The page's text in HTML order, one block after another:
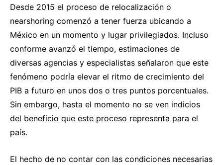
Desde 2015 el proceso de relocalización o
nearshoring comenzó a tener fuerza ubicando a
México en un momento y lugar privilegiados. Incluso
conforme avanzó el tiempo, estimaciones de
diversas agencias y especialistas señalaron que este
fenómeno podría elevar el ritmo de crecimiento del
PIB a futuro en unos dos o tres puntos porcentuales.
Sin embargo, hasta el momento no se ven indicios
del beneficio que este proceso representa para el
país.
El hecho de no contar con las condiciones necesarias